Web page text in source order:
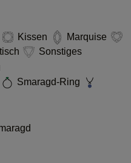
Kissen
Marquise
Sonstiges
Smaragd-Ring